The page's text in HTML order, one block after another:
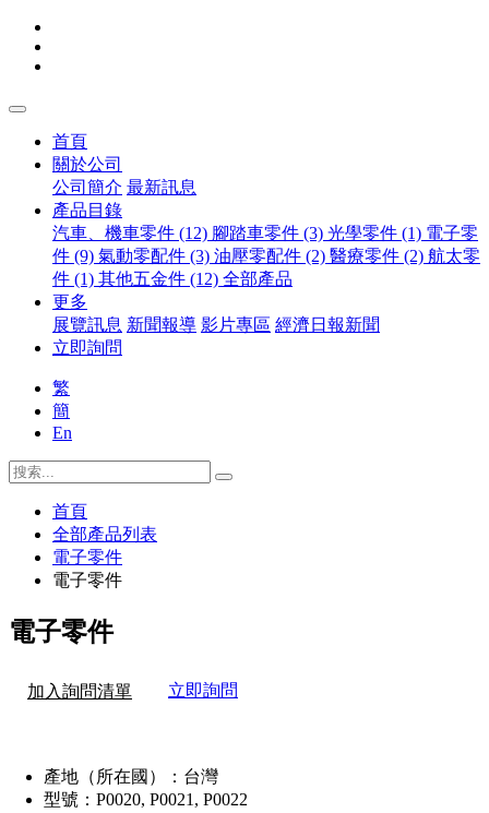
首頁
關於公司
公司簡介 最新訊息
產品目錄
汽車、機車零件 (12) 腳踏車零件 (3) 光學零件 (1) 電子零
件 (9) 氣動零配件 (3) 油壓零配件 (2) 醫療零件 (2) 航太零
件 (1) 其他五金件 (12) 全部產品
更多
展覽訊息 新聞報導 影片專區 經濟日報新聞
立即詢問
繁
簡
En
首頁
全部產品列表
電子零件
電子零件
電子零件
加入詢問清單 立即詢問
產地（所在國）： 台灣
型號： P0020, P0021, P0022